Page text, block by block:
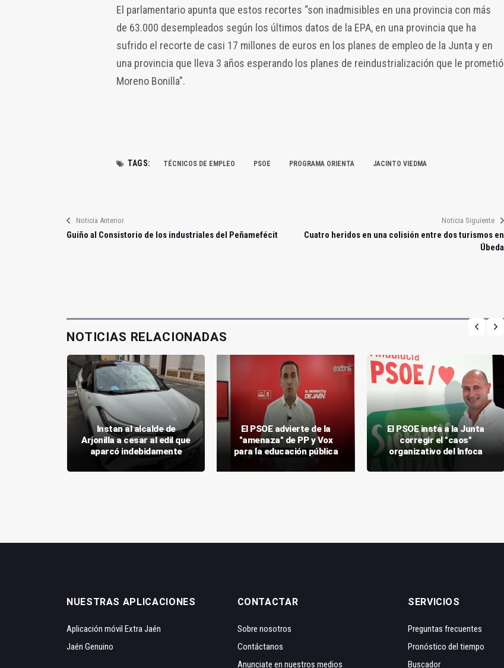
El parlamentario apunta que estos recortes “son inadmisibles en una provincia con más
de 63.000 desempleados según los últimos datos de la EPA, en una provincia que ha
sufrido el recorte de casi 17 millones de euros en los planes de empleo de la Junta y en
una provincia que lleva 3 años esperando los planes de reindustrialización que le prometió
Moreno Bonilla".
TAGS: TÉCNICOS DE EMPLEO PSOE PROGRAMA ORIENTA JACINTO VIEDMA
Noticia Anterior
Guiño al Consistorio de los industriales del Peñamefécit
Noticia Siguiente
Cuatro heridos en una colisión entre dos turismos en
Úbeda
NOTICIAS RELACIONADAS
Instan al alcalde de
Arjonilla a cesar al edil que
aparcó indebidamente
El PSOE advierte de la
"amenaza" de PP y Vox
para la educación pública
El PSOE insta a la Junta
corregir el "caos"
organizativo del Infoca
NUESTRAS APLICACIONES
Aplicación móvil Extra Jaén
Jaén Genuino
CONTACTAR
Sobre nosotros
Contáctanos
Anunciate en nuestros medios
SERVICIOS
Preguntas frecuentes
Pronóstico del tiempo
Buscador